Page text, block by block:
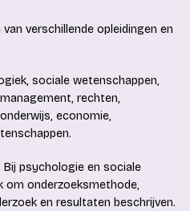
verschillende opleidingen en
sociale wetenschappen,
rechten,
economie,
psychologie en sociale
om onderzoeksmethode,
en resultaten beschrijven.